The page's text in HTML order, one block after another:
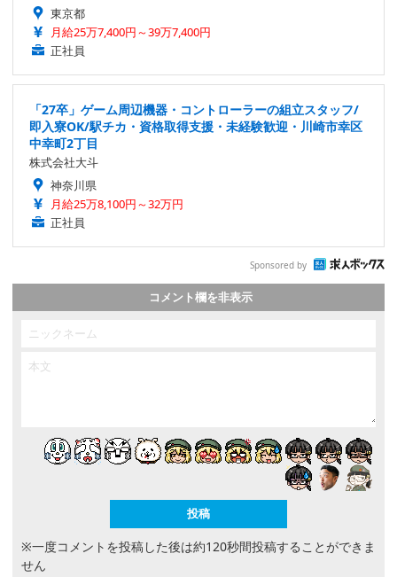
東京都
月給25万7,400円～39万7,400円
正社員
「27卒」ゲーム周辺機器・コントローラーの組立スタッフ/
即入寮OK/駅チカ・資格取得支援・未経験歓迎・川崎市幸区
中幸町2丁目
株式会社大斗
神奈川県
月給25万8,100円～32万円
正社員
Sponsored by
コメント欄を非表示
※一度コメントを投稿した後は約120秒間投稿することができま
せん